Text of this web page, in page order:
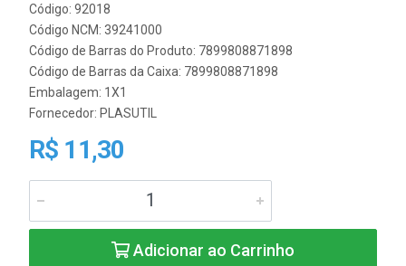
Código: 92018
Código NCM: 39241000
Código de Barras do Produto: 7899808871898
Código de Barras da Caixa: 7899808871898
Embalagem: 1X1
Fornecedor: PLASUTIL
R$ 11,30
Adicionar ao Carrinho